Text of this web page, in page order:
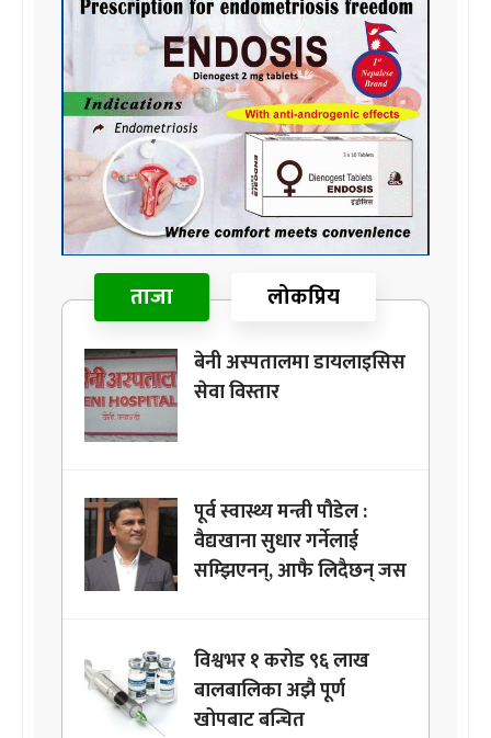
ताजा लोकप्रिय
बेनी अस्पतालमा डायलाइसिस
सेवा विस्तार
पूर्व स्वास्थ्य मन्त्री पौडेल :
वैद्यखाना सुधार गर्नेलाई
सम्झिएनन्, आफै लिदैछन् जस
विश्वभर १ करोड ९६ लाख
बालबालिका अझै पूर्ण
खोपबाट बन्चित